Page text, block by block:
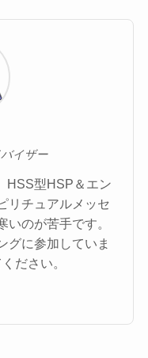
イザー
HSS型HSP＆エン
リチュアルメッセ
のが苦手です。
グに参加していま
ださい。